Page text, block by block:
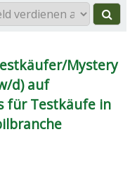
Mystery
d) auf
für Testkäufe in